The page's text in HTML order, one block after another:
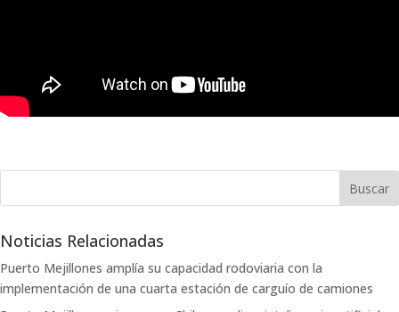
Noticias Relacionadas
Puerto Mejillones amplía su capacidad rodoviaria con la
implementación de una cuarta estación de carguío de camiones